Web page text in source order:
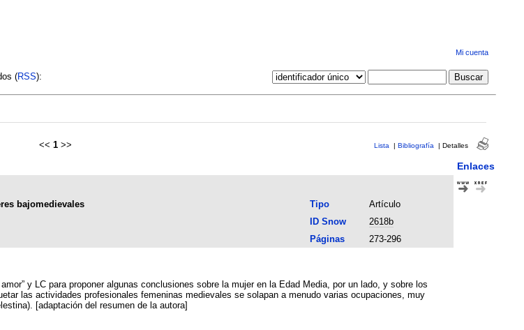
Mi cuenta
(RSS):
<< 1 >> Lista | Bibliografía | Detalles
Enlaces
bajomedievales Tipo
Artículo
ID Snow
2618b
Páginas
273-296
y LC para proponer algunas conclusiones sobre la mujer en la Edad Media, por un lado, y sobre los
las actividades profesionales femeninas medievales se solapan a menudo varias ocupaciones, muy
[adaptación del resumen de la autora]